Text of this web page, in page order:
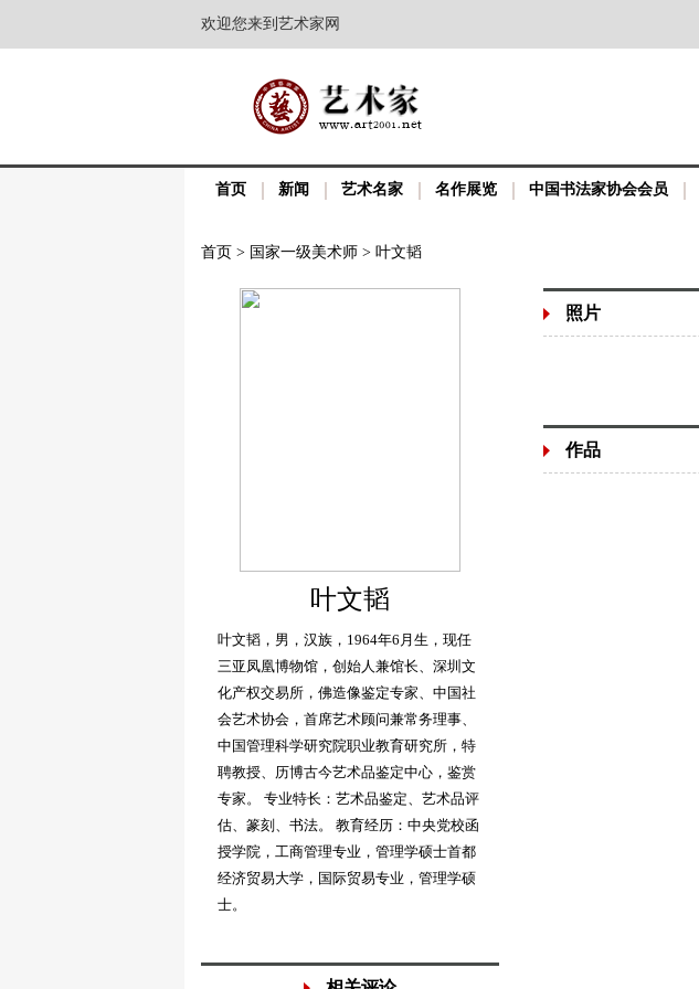
欢迎您来到艺术家网
首页 新闻 艺术名家 名作展览 中国书法家协会会员
首页 > 国家一级美术师 > 叶文韬
叶文韬
叶文韬，男，汉族，1964年6月生，现任
三亚凤凰博物馆，创始人兼馆长、深圳文
化产权交易所，佛造像鉴定专家、中国社
会艺术协会，首席艺术顾问兼常务理事、
中国管理科学研究院职业教育研究所，特
聘教授、历博古今艺术品鉴定中心，鉴赏
专家。 专业特长：艺术品鉴定、艺术品评
估、篆刻、书法。 教育经历：中央党校函
授学院，工商管理专业，管理学硕士首都
经济贸易大学，国际贸易专业，管理学硕
士。
照片
作品